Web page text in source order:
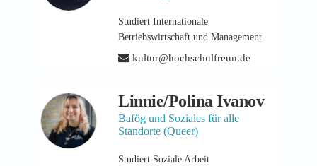
Studiert Internationale
Betriebswirtschaft und Management
kultur@hochschulfreun.de
Linnie/Polina Ivanov
Bafög und Soziales für alle
Standorte (Queer)
Studiert Soziale Arbeit